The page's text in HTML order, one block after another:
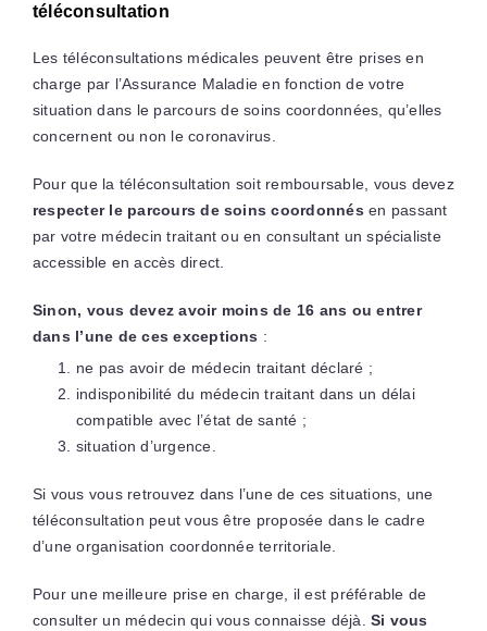
téléconsultation
Les téléconsultations médicales peuvent être prises en
charge par l’Assurance Maladie en fonction de votre
situation dans le parcours de soins coordonnées, qu’elles
concernent ou non le coronavirus.
Pour que la téléconsultation soit remboursable, vous devez
respecter le parcours de soins coordonnés en passant
par votre médecin traitant ou en consultant un spécialiste
accessible en accès direct.
Sinon, vous devez avoir moins de 16 ans ou entrer
dans l’une de ces exceptions :
ne pas avoir de médecin traitant déclaré ;
indisponibilité du médecin traitant dans un délai
compatible avec l’état de santé ;
situation d’urgence.
Si vous vous retrouvez dans l’une de ces situations, une
téléconsultation peut vous être proposée dans le cadre
d’une organisation coordonnée territoriale.
Pour une meilleure prise en charge, il est préférable de
consulter un médecin qui vous connaisse déjà.Si vous